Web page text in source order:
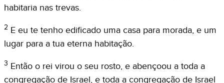
habitaria nas trevas.
2 E eu te tenho edificado uma casa para morada, e um
lugar para a tua eterna habitação.
3 Então o rei virou o seu rosto, e abençoou a toda a
congregação de Israel, e toda a congregação de Israel